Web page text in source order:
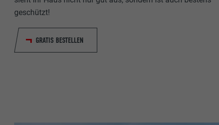
geschützt!
GRATIS BESTELLEN